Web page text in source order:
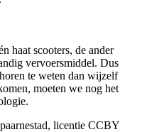
haat scooters, de ander
vervoersmiddel. Dus
te weten dan wijzelf
moeten we nog het
licentie CCBY